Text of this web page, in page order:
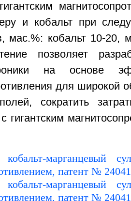
и кобальт при
мас.%: кобальт 10-20,
позволяет
на основе
для широкой
сократить
гигантским